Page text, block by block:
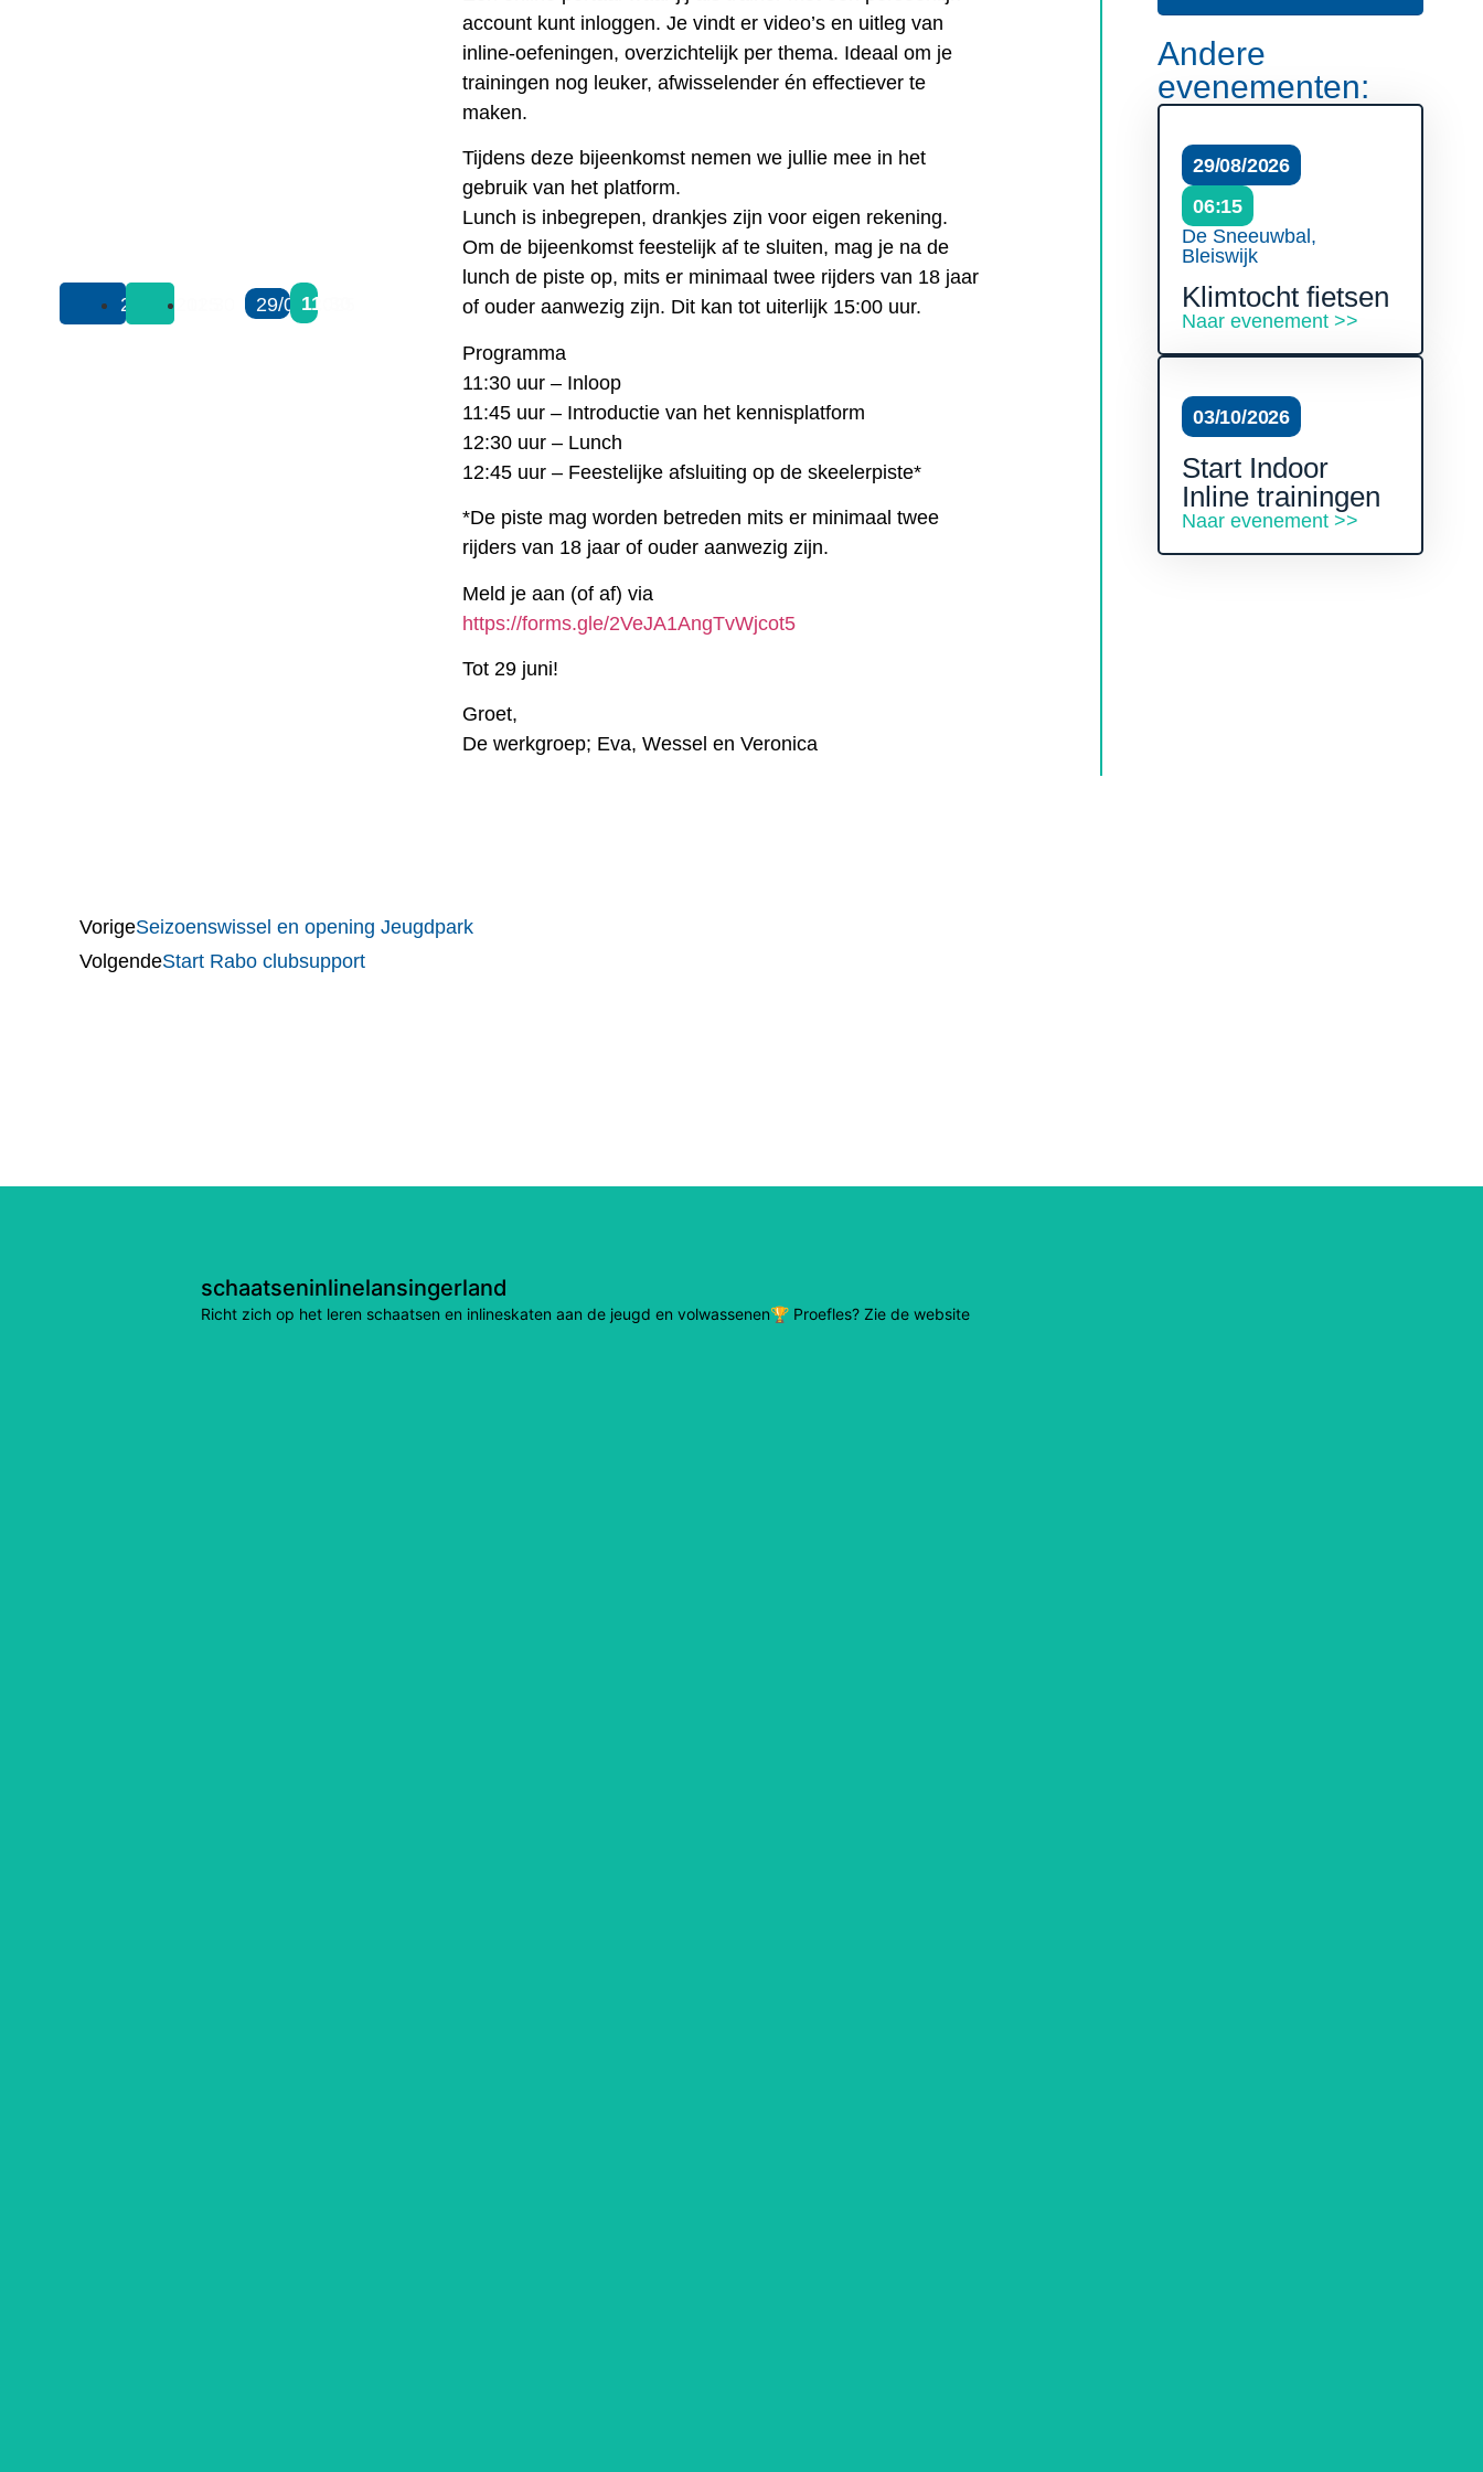
29/06/2025 29/06/2025
11:30
account kunt inloggen. Je vindt er video’s en uitleg van
inline-oefeningen, overzichtelijk per thema. Ideaal om je
trainingen nog leuker, afwisselender én effectiever te
maken.
Tijdens deze bijeenkomst nemen we jullie mee in het
gebruik van het platform.
Lunch is inbegrepen, drankjes zijn voor eigen rekening.
Om de bijeenkomst feestelijk af te sluiten, mag je na de
lunch de piste op, mits er minimaal twee rijders van 18 jaar
of ouder aanwezig zijn. Dit kan tot uiterlijk 15:00 uur.
Programma
11:30 uur – Inloop
11:45 uur – Introductie van het kennisplatform
12:30 uur – Lunch
12:45 uur – Feestelijke afsluiting op de skeelerpiste*
*De piste mag worden betreden mits er minimaal twee
rijders van 18 jaar of ouder aanwezig zijn.
Meld je aan (of af) via
https://forms.gle/2VeJA1AngTvWjcot5
Tot 29 juni!
Groet,
De werkgroep; Eva, Wessel en Veronica
Andere
evenementen:
29/08/2026
06:15
De Sneeuwbal,
Bleiswijk
Klimtocht fietsen
Naar evenement >>
03/10/2026
Start Indoor
Inline trainingen
Naar evenement >>
VorigeSeizoenswissel en opening Jeugdpark
VolgendeStart Rabo clubsupport
schaatseninlinelansingerland
Richt zich op het leren schaatsen en inlineskaten aan de jeugd en volwassenen🏆 Proefles? Zie de website